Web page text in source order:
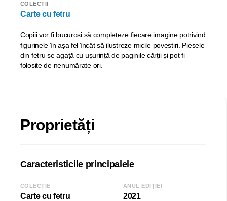
COLECTII
Carte cu fetru
Copiii vor fi bucuroși să completeze fiecare imagine potrivind
figurinele în așa fel încât să ilustreze micile povestiri. Piesele
din fetru se agață cu ușurință de paginile cărții și pot fi
folosite de nenumărate ori.
Proprietăți
Caracteristicile principalele
COLECȚIE
Carte cu fetru
ANUL EDIȚIEI
2021